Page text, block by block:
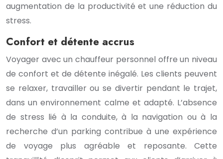
augmentation de la productivité et une réduction du
stress.
Confort et détente accrus
Voyager avec un chauffeur personnel offre un niveau
de confort et de détente inégalé. Les clients peuvent
se relaxer, travailler ou se divertir pendant le trajet,
dans un environnement calme et adapté. L’absence
de stress lié à la conduite, à la navigation ou à la
recherche d’un parking contribue à une expérience
de voyage plus agréable et reposante. Cette